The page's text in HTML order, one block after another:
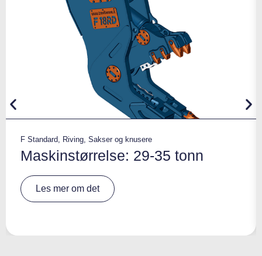
F Standard, Riving, Sakser og knusere
Maskinstørrelse: 29-35 tonn
Les mer om det